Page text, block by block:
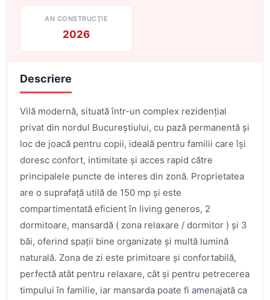
AN CONSTRUCȚIE
2026
Descriere
Vilă modernă, situată într-un complex rezidențial
privat din nordul Bucureștiului, cu pază permanentă și
loc de joacă pentru copii, ideală pentru familii care își
doresc confort, intimitate și acces rapid către
principalele puncte de interes din zonă. Proprietatea
are o suprafață utilă de 150 mp și este
compartimentată eficient în living generos, 2
dormitoare, mansardă ( zona relaxare / dormitor ) și 3
băi, oferind spații bine organizate și multă lumină
naturală. Zona de zi este primitoare și confortabilă,
perfectă atât pentru relaxare, cât și pentru petrecerea
timpului în familie, iar mansarda poate fi amenajată ca